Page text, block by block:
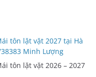
tôn lặt vặt 2027 tại Hà
Minh Lượng
tôn lặt vặt 2026 – 2027